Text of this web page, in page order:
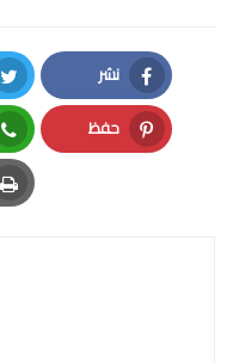
نشر
Facebook
حفظ
Pinterest